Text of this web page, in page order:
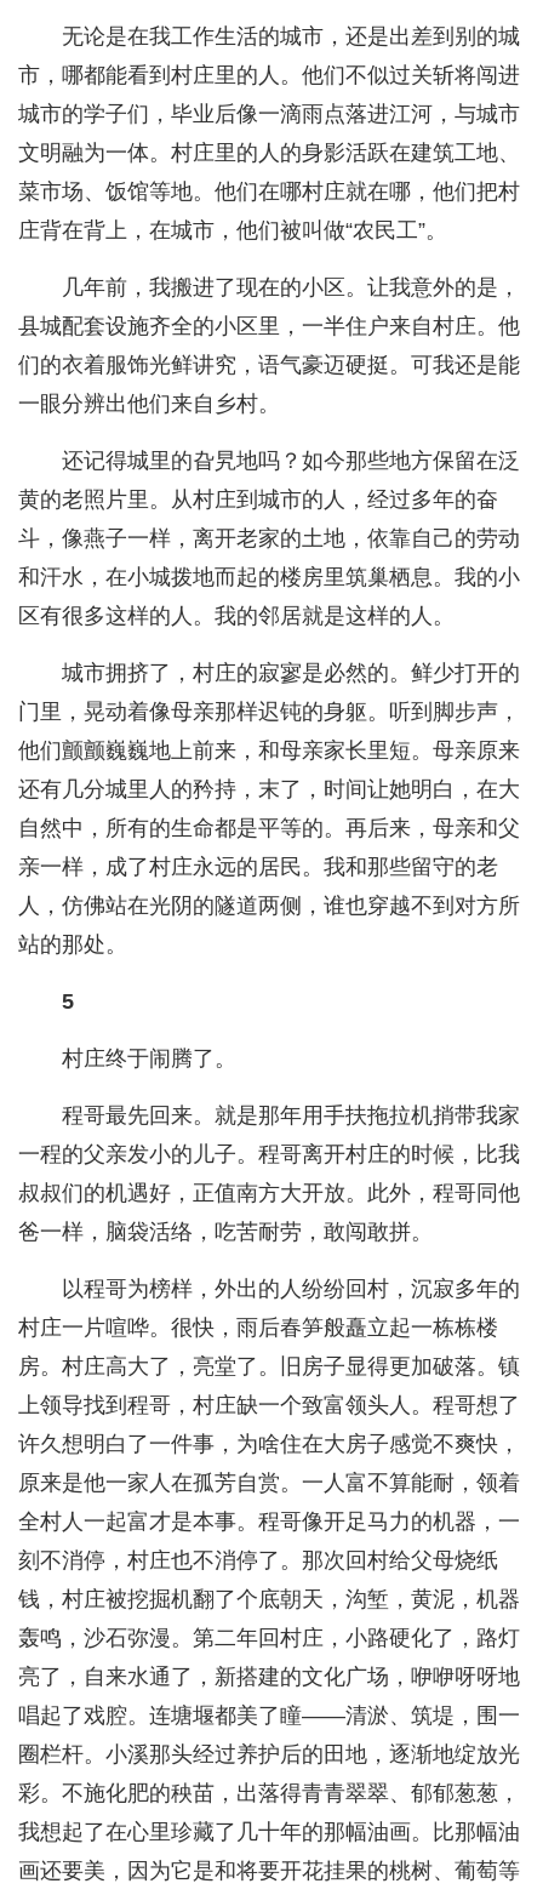
无论是在我工作生活的城市，还是出差到别的城
市，哪都能看到村庄里的人。他们不似过关斩将闯进
城市的学子们，毕业后像一滴雨点落进江河，与城市
文明融为一体。村庄里的人的身影活跃在建筑工地、
菜市场、饭馆等地。他们在哪村庄就在哪，他们把村
庄背在背上，在城市，他们被叫做“农民工”。
几年前，我搬进了现在的小区。让我意外的是，
县城配套设施齐全的小区里，一半住户来自村庄。他
们的衣着服饰光鲜讲究，语气豪迈硬挺。可我还是能
一眼分辨出他们来自乡村。
还记得城里的旮旯地吗？如今那些地方保留在泛
黄的老照片里。从村庄到城市的人，经过多年的奋
斗，像燕子一样，离开老家的土地，依靠自己的劳动
和汗水，在小城拨地而起的楼房里筑巢栖息。我的小
区有很多这样的人。我的邻居就是这样的人。
城市拥挤了，村庄的寂寥是必然的。鲜少打开的
门里，晃动着像母亲那样迟钝的身躯。听到脚步声，
他们颤颤巍巍地上前来，和母亲家长里短。母亲原来
还有几分城里人的矜持，末了，时间让她明白，在大
自然中，所有的生命都是平等的。再后来，母亲和父
亲一样，成了村庄永远的居民。我和那些留守的老
人，仿佛站在光阴的隧道两侧，谁也穿越不到对方所
站的那处。
5
村庄终于闹腾了。
程哥最先回来。就是那年用手扶拖拉机捎带我家
一程的父亲发小的儿子。程哥离开村庄的时候，比我
叔叔们的机遇好，正值南方大开放。此外，程哥同他
爸一样，脑袋活络，吃苦耐劳，敢闯敢拼。
以程哥为榜样，外出的人纷纷回村，沉寂多年的
村庄一片喧哗。很快，雨后春笋般矗立起一栋栋楼
房。村庄高大了，亮堂了。旧房子显得更加破落。镇
上领导找到程哥，村庄缺一个致富领头人。程哥想了
许久想明白了一件事，为啥住在大房子感觉不爽快，
原来是他一家人在孤芳自赏。一人富不算能耐，领着
全村人一起富才是本事。程哥像开足马力的机器，一
刻不消停，村庄也不消停了。那次回村给父母烧纸
钱，村庄被挖掘机翻了个底朝天，沟堑，黄泥，机器
轰鸣，沙石弥漫。第二年回村庄，小路硬化了，路灯
亮了，自来水通了，新搭建的文化广场，咿咿呀呀地
唱起了戏腔。连塘堰都美了瞳——清淤、筑堤，围一
圈栏杆。小溪那头经过养护后的田地，逐渐地绽放光
彩。不施化肥的秧苗，出落得青青翠翠、郁郁葱葱，
我想起了在心里珍藏了几十年的那幅油画。比那幅油
画还要美，因为它是和将要开花挂果的桃树、葡萄等